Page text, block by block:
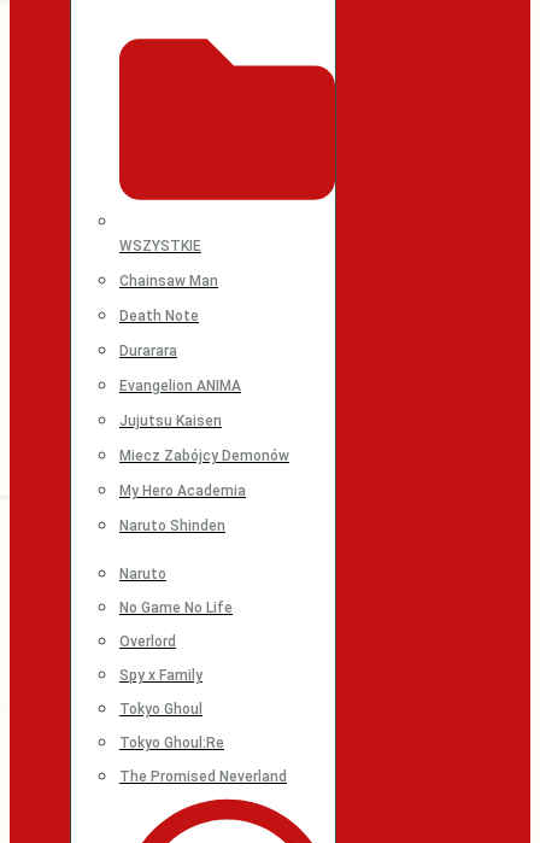
WSZYSTKIE
Chainsaw Man
Death Note
Durarara
Evangelion ANIMA
Jujutsu Kaisen
Miecz Zabójcy Demonów
My Hero Academia
Naruto Shinden
Naruto
No Game No Life
Overlord
Spy x Family
Tokyo Ghoul
Tokyo Ghoul:Re
The Promised Neverland